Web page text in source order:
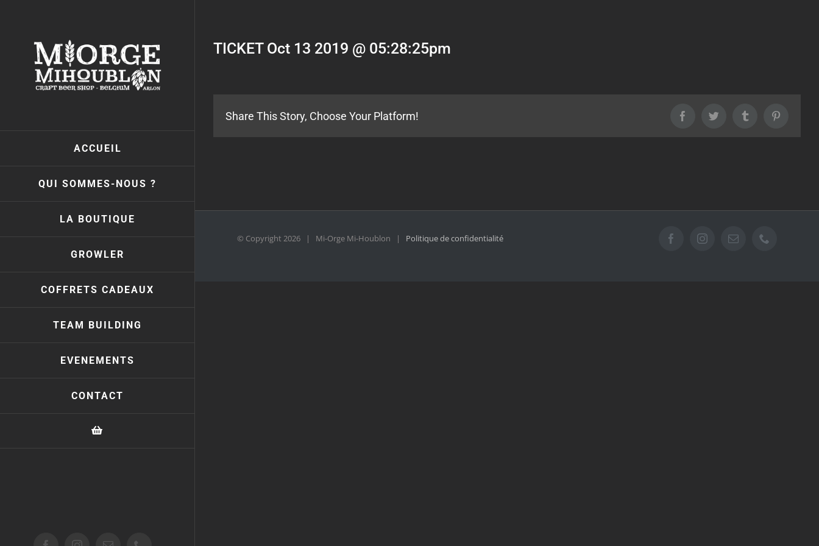
ACCUEIL
QUI SOMMES-NOUS ?
LA BOUTIQUE
GROWLER
COFFRETS CADEAUX
TEAM BUILDING
EVENEMENTS
CONTACT
TICKET Oct 13 2019 @ 05:28:25pm
Share This Story, Choose Your Platform! FacebookTwitter Tumblr
© Copyright2026 | Mi-Orge Mi-Houblon | Politique de confidentialité FacebookInstagramEmail